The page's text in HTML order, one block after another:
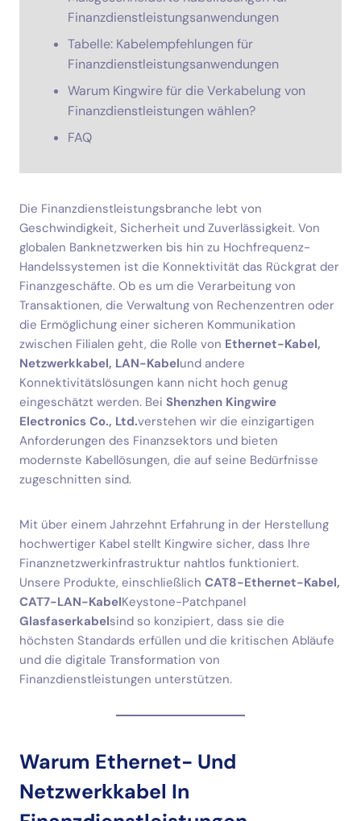
Finanzdienstleistungsanwendungen
Tabelle: Kabelempfehlungen für
Finanzdienstleistungsanwendungen
Warum Kingwire für die Verkabelung von
Finanzdienstleistungen wählen?
FAQ
Die Finanzdienstleistungsbranche lebt von
Geschwindigkeit, Sicherheit und Zuverlässigkeit. Von
globalen Banknetzwerken bis hin zu Hochfrequenz-
Handelssystemen ist die Konnektivität das Rückgrat der
Finanzgeschäfte. Ob es um die Verarbeitung von
Transaktionen, die Verwaltung von Rechenzentren oder
die Ermöglichung einer sicheren Kommunikation
zwischen Filialen geht, die Rolle von Ethernet-Kabel,
Netzwerkkabel, LAN-Kabelund andere
Konnektivitätslösungen kann nicht hoch genug
eingeschätzt werden. Bei Shenzhen Kingwire
Electronics Co., Ltd.verstehen wir die einzigartigen
Anforderungen des Finanzsektors und bieten
modernste Kabellösungen, die auf seine Bedürfnisse
zugeschnitten sind.
Mit über einem Jahrzehnt Erfahrung in der Herstellung
hochwertiger Kabel stellt Kingwire sicher, dass Ihre
Finanznetzwerkinfrastruktur nahtlos funktioniert.
Unsere Produkte, einschließlich CAT8-Ethernet-Kabel,
CAT7-LAN-KabelKeystone-Patchpanel
Glasfaserkabelsind so konzipiert, dass sie die
höchsten Standards erfüllen und die kritischen Abläufe
und die digitale Transformation von
Finanzdienstleistungen unterstützen.
Warum Ethernet- Und
Netzwerkkabel In